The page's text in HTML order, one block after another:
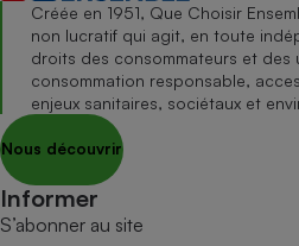
Créée en 1951, Que Choisir
non lucratif qui agit, en toute
droits des consommateurs et des
consommation responsable,
enjeux sanitaires, sociétaux et
Nous découvrir
Informer
S’abonner au site